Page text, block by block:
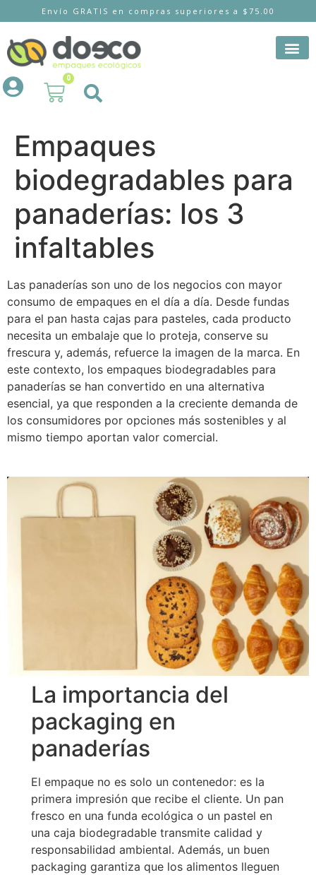
Envío GRATIS en compras superiores a $75.00
0
Empaques
biodegradables para
panaderías: los 3
infaltables
Las panaderías son uno de los negocios con mayor
consumo de empaques en el día a día. Desde fundas
para el pan hasta cajas para pasteles, cada producto
necesita un embalaje que lo proteja, conserve su
frescura y, además, refuerce la imagen de la marca. En
este contexto, los empaques biodegradables para
panaderías se han convertido en una alternativa
esencial, ya que responden a la creciente demanda de
los consumidores por opciones más sostenibles y al
mismo tiempo aportan valor comercial.
La importancia del
packaging en
panaderías
El empaque no es solo un contenedor: es la
primera impresión que recibe el cliente. Un pan
fresco en una funda ecológica o un pastel en
una caja biodegradable transmite calidad y
responsabilidad ambiental. Además, un buen
packaging garantiza que los alimentos lleguen